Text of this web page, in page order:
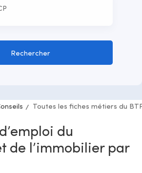
Rechercher
Toutes les fiches métiers du
du
de l’immobilier par